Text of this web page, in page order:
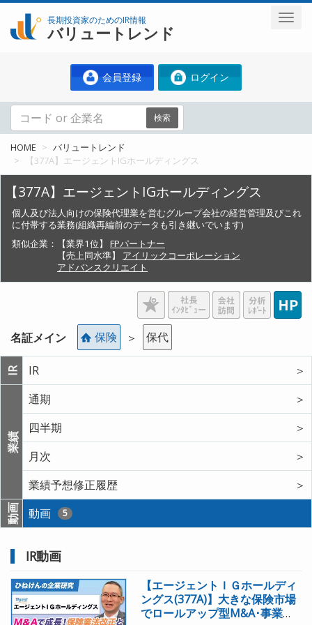
長期投資家のためのIR情報
バリュートレンド
会員登録 ログイン
検索
HOME
バリュートレンド
【377A】エージェントIGホールディングス
【377A】エージェントIGホールディングス
個人及び法人向けの保険代理業を営むグループ会社の経営管理及びこれ
に付帯する業務(組織再編前のデータも引き継いでいます)
類似企業：
【業界1位】
FPパートナー
【売上同水準】
アイリックコーポレーション
アドバンスクリエイト
名証メイン 保険 ＞ 保代
IR IR ＞
業績
通期
＞
四半期
＞
月次
＞
業績予想修正履歴
＞
動画 動画 5
IR動画
【エージェントＩＧホールディ
ングス(377A)】大きな保険市場
でロールアップ型M&A･事業承